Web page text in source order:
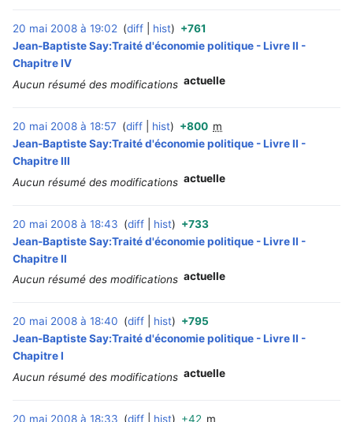
20 mai 2008 à 19:02 diff hist +761
Jean-Baptiste Say:Traité d'économie politique - Livre II -
Chapitre IV
Aucun résumé des modifications actuelle
20 mai 2008 à 18:57 diff hist +800 m
Jean-Baptiste Say:Traité d'économie politique - Livre II -
Chapitre III
Aucun résumé des modifications actuelle
20 mai 2008 à 18:43 diff hist +733
Jean-Baptiste Say:Traité d'économie politique - Livre II -
Chapitre II
Aucun résumé des modifications actuelle
20 mai 2008 à 18:40 diff hist +795
Jean-Baptiste Say:Traité d'économie politique - Livre II -
Chapitre I
Aucun résumé des modifications actuelle
20 mai 2008 à 18:33 diff hist +42 m